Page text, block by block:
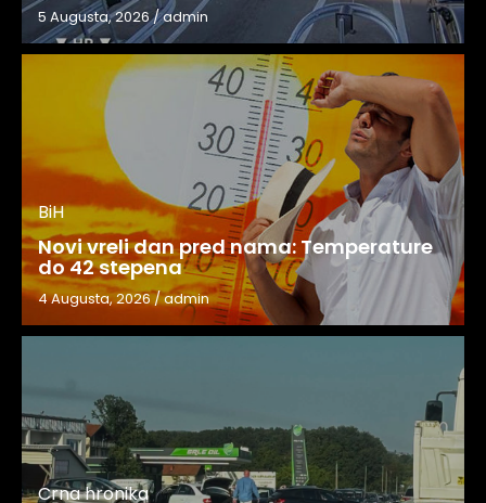
5 Augusta, 2026/admin
BiH
Novi vreli dan pred nama: Temperature
do 42 stepena
4 Augusta, 2026/admin
Crna hronika